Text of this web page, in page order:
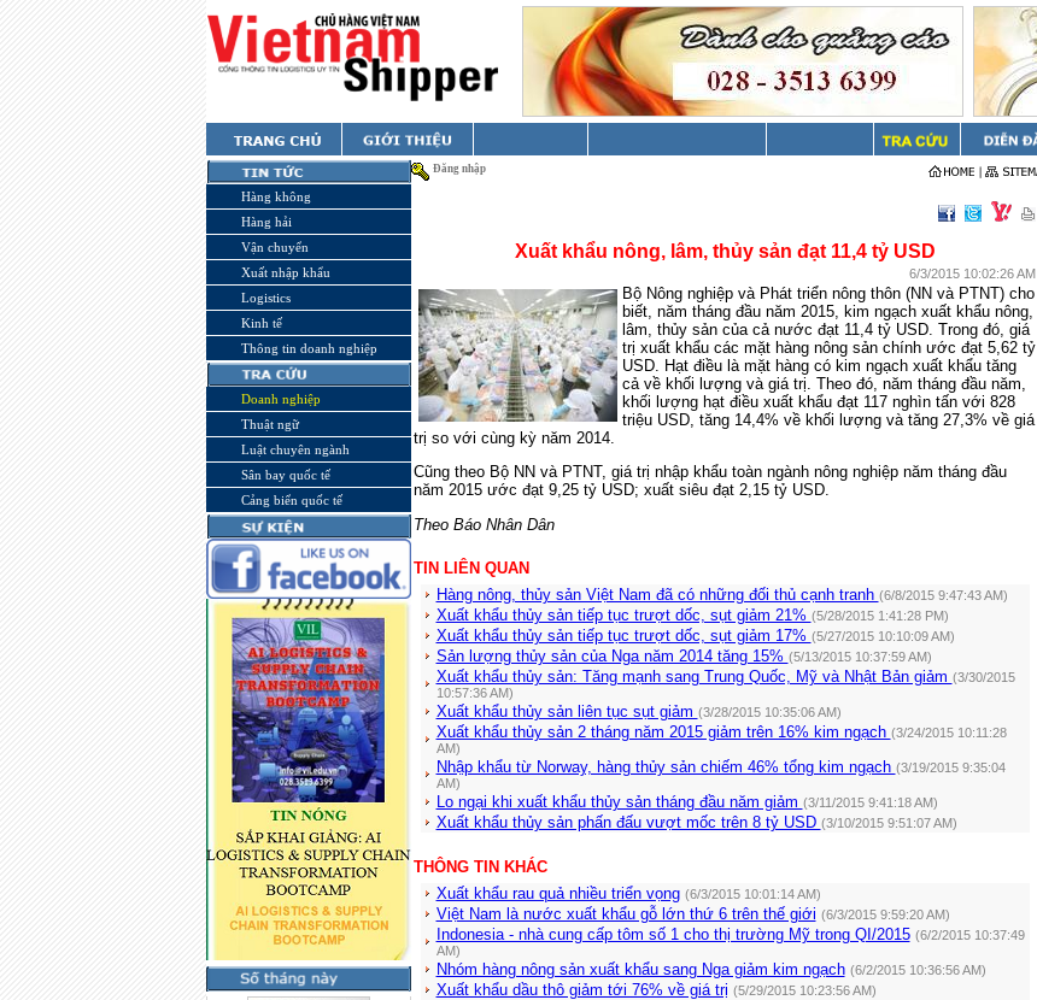
Hàng không
Hàng hải
Vận chuyển
Xuất nhập khẩu
Logistics
Kinh tế
Thông tin doanh nghiệp
Doanh nghiệp
Thuật ngữ
Luật chuyên ngành
Sân bay quốc tế
Cảng biển quốc tế
Đăng nhập
Xuất khẩu nông, lâm, thủy sản đạt 11,4 tỷ USD
6/3/2015 10:02:26 AM
Bộ Nông nghiệp và Phát triển nông thôn (NN và PTNT) cho
biết, năm tháng đầu năm 2015, kim ngạch xuất khẩu nông,
lâm, thủy sản của cả nước đạt 11,4 tỷ USD. Trong đó, giá
trị xuất khẩu các mặt hàng nông sản chính ước đạt 5,62 tỷ
USD. Hạt điều là mặt hàng có kim ngạch xuất khẩu tăng
cả về khối lượng và giá trị. Theo đó, năm tháng đầu năm,
khối lượng hạt điều xuất khẩu đạt 117 nghìn tấn với 828
triệu USD, tăng 14,4% về khối lượng và tăng 27,3% về giá
trị so với cùng kỳ năm 2014.
Cũng theo Bộ NN và PTNT, giá trị nhập khẩu toàn ngành nông nghiệp năm tháng đầu
năm 2015 ước đạt 9,25 tỷ USD; xuất siêu đạt 2,15 tỷ USD.
Theo Báo Nhân Dân
TIN LIÊN QUAN
Hàng nông, thủy sản Việt Nam đã có những đối thủ cạnh tranh (6/8/2015 9:47:43 AM)
Xuất khẩu thủy sản tiếp tục trượt dốc, sụt giảm 21% (5/28/2015 1:41:28 PM)
Xuất khẩu thủy sản tiếp tục trượt dốc, sụt giảm 17% (5/27/2015 10:10:09 AM)
Sản lượng thủy sản của Nga năm 2014 tăng 15% (5/13/2015 10:37:59 AM)
Xuất khẩu thủy sản: Tăng mạnh sang Trung Quốc, Mỹ và Nhật Bản giảm (3/30/2015
10:57:36 AM)
Xuất khẩu thủy sản liên tục sụt giảm (3/28/2015 10:35:06 AM)
Xuất khẩu thủy sản 2 tháng năm 2015 giảm trên 16% kim ngạch (3/24/2015 10:11:28
AM)
Nhập khẩu từ Norway, hàng thủy sản chiếm 46% tổng kim ngạch (3/19/2015 9:35:04
AM)
Lo ngại khi xuất khẩu thủy sản tháng đầu năm giảm (3/11/2015 9:41:18 AM)
Xuất khẩu thủy sản phấn đấu vượt mốc trên 8 tỷ USD (3/10/2015 9:51:07 AM)
THÔNG TIN KHÁC
Xuất khẩu rau quả nhiều triển vọng (6/3/2015 10:01:14 AM)
Việt Nam là nước xuất khẩu gỗ lớn thứ 6 trên thế giới (6/3/2015 9:59:20 AM)
Indonesia - nhà cung cấp tôm số 1 cho thị trường Mỹ trong QI/2015 (6/2/2015 10:37:49
AM)
Nhóm hàng nông sản xuất khẩu sang Nga giảm kim ngạch (6/2/2015 10:36:56 AM)
Xuất khẩu dầu thô giảm tới 76% về giá trị (5/29/2015 10:23:56 AM)